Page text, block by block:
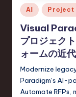
S
o
f
t
w
a
Posted
in
AI Project
Visual
プロジェク
ォームの近
Modernize
Paradigm’s AI-
Automate RFPs,